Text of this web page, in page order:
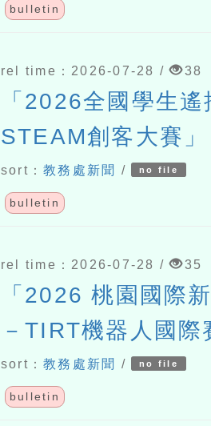
四周禁止或限制遙
bulletin
rel time：2026-07-28 / 38
「2026全國學生
STEAM創客大賽」
sort：教務處新聞 / no file
bulletin
rel time：2026-07-28 / 35
「2026 桃園國際
－TIRT機器人國際
sort：教務處新聞 / no file
bulletin